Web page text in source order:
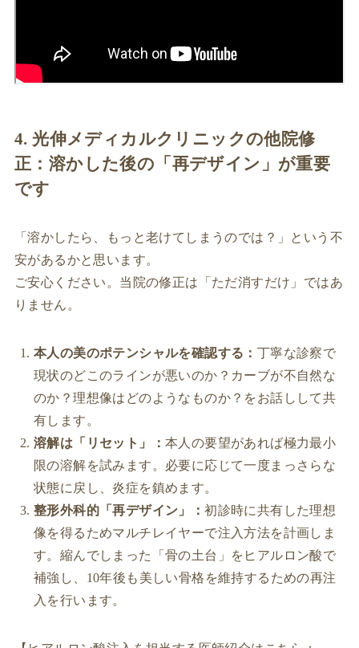
4. 光伸メディカルクリニックの他院修
正：溶かした後の「再デザイン」が重要
です
「溶かしたら、もっと老けてしまうのでは？」という不
安があるかと思います。
ご安心ください。当院の修正は「ただ消すだけ」ではあ
りません。
本人の美のポテンシャルを確認する： 丁寧な診察で
現状のどこのラインが悪いのか？カーブが不自然な
のか？理想像はどのようなものか？をお話しして共
有します。
溶解は「リセット」： 本人の要望があれば極力最小
限の溶解を試みます。必要に応じて一度まっさらな
状態に戻し、炎症を鎮めます。
整形外科的「再デザイン」：初診時に共有した理想
像を得るためマルチレイヤーで注入方法を計画しま
す。縮んでしまった「骨の土台」をヒアルロン酸で
補強し、10年後も美しい骨格を維持するための再注
入を行います。